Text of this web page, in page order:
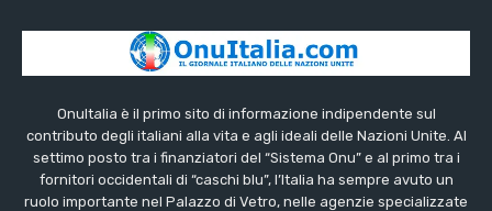
OnuItalia è il primo sito di informazione indipendente sul
contributo degli italiani alla vita e agli ideali delle Nazioni Unite. Al
settimo posto tra i finanziatori del “Sistema Onu” e al primo tra i
fornitori occidentali di “caschi blu”, l’Italia ha sempre avuto un
ruolo importante nel Palazzo di Vetro, nelle agenzie specializzate